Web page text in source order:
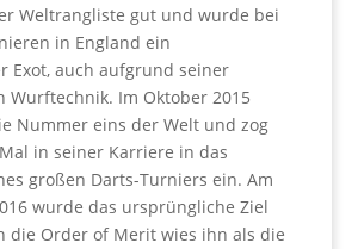
Weltrangliste gut und wurde bei
in England ein
Exot, auch aufgrund seiner
Wurftechnik. Im Oktober 2015
Nummer eins der Welt und zog
in seiner Karriere in das
großen Darts-Turniers ein. Am
wurde das ursprüngliche Ziel
die Order of Merit wies ihn als die